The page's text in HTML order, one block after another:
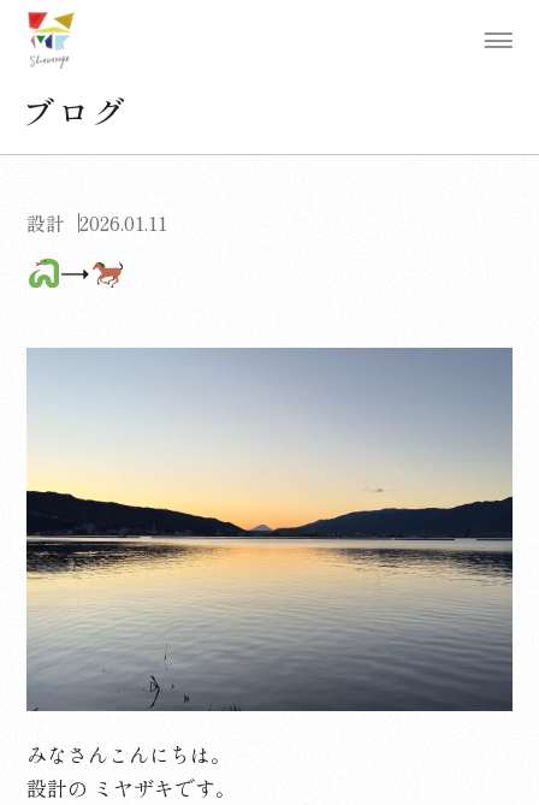
ブログ
設計 2026.01.11
→
みなさんこんにちは。
設計の ミヤザキです。